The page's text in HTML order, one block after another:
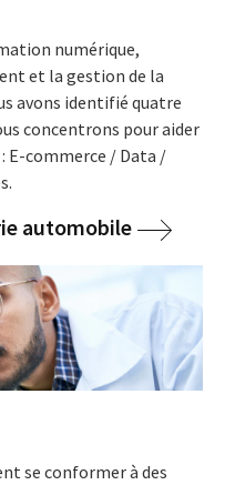
numérique,
et la gestion de la
avons identifié quatre
concentrons pour aider
E-commerce / Data /
automobile
se conformer à des